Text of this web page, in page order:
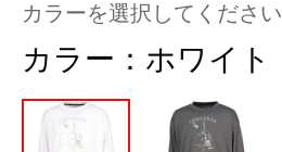
カラーを選択してください
カラー： ホワイト